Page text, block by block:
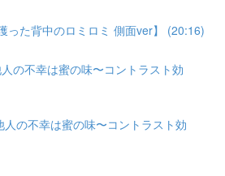
った背中のロミロミ 側面ver】 (20:16)
の不幸は蜜の味〜コントラスト効
の不幸は蜜の味〜コントラスト効